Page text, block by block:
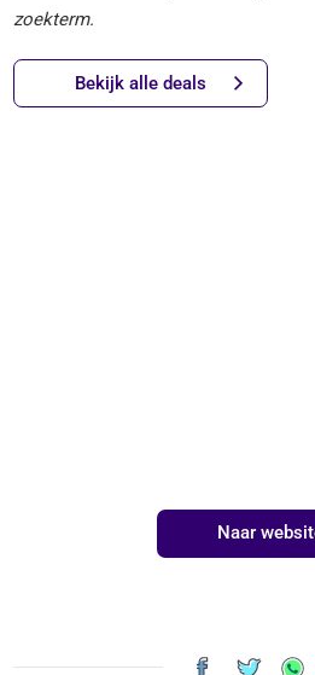
zoekterm.
Bekijk alle deals
Naar